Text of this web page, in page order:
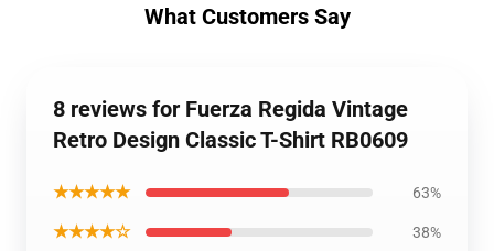
What Customers Say
8 reviews for Fuerza Regida Vintage
Retro Design Classic T-Shirt RB0609
★★★★★ 63%
★★★★☆ 38%